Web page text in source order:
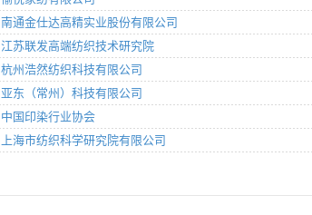
南通金仕达高精实业股份有限公司
江苏联发高端纺织技术研究院
杭州浩然纺织科技有限公司
亚东（常州）科技有限公司
中国印染行业协会
上海市纺织科学研究院有限公司